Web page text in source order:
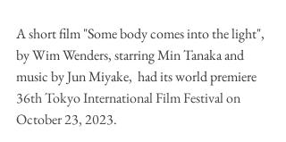
A short film "Some body comes into the light",
by Wim Wenders, starring Min Tanaka and
music by Jun Miyake,  had its world premiere
36th Tokyo International Film Festival on
October 23, 2023.